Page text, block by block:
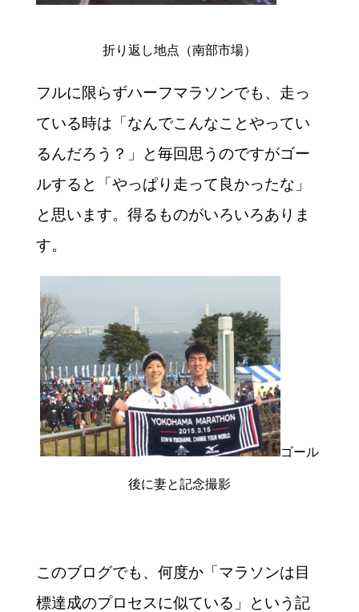
折り返し地点（南部市場）
フルに限らずハーフマラソンでも、走っ
ている時は「なんでこんなことやってい
るんだろう？」と毎回思うのですがゴー
ルすると「やっぱり走って良かったな」
と思います。得るものがいろいろありま
す。
ゴール
後に妻と記念撮影
このブログでも、何度か「マラソンは目
標達成のプロセスに似ている」という記